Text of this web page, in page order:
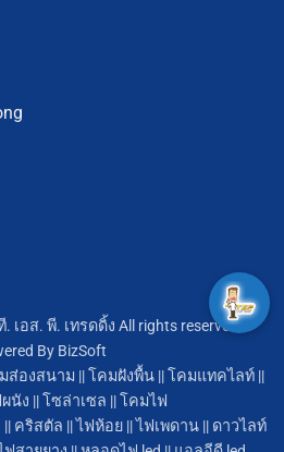
เอส. พี. เทรดดิ้ง All rights reserved.
By BizSoft
ส่องสนาม ||โคมฝังพื้น||โคมแทคไลท์||
นัง ||โซล่าเซล ||โคมไฟ
|| คริสตัล ||ไฟห้อย ||ไฟเพดาน || ดาวไลท์